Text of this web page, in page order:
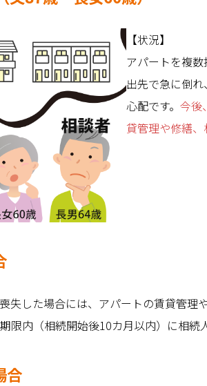
【状況】
アパートを複
出先で急に倒
心配です。今後
貸管理や修繕
失した場合には、アパートの賃貸管理
限内（相続開始後10カ月以内）に相
合